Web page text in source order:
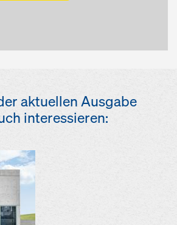
aktuellen Ausgabe
interessieren: